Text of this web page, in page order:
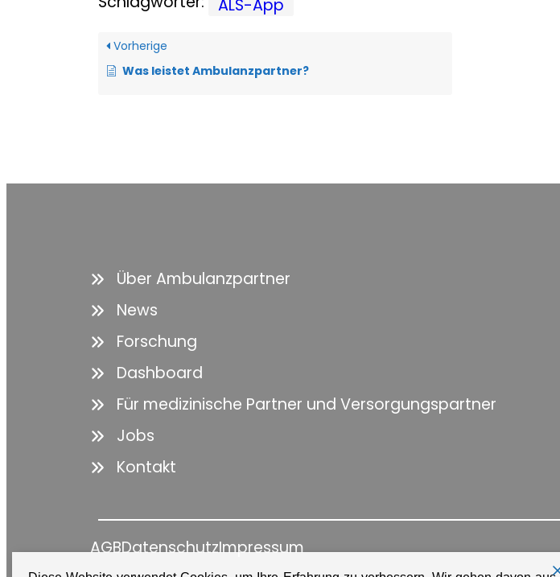
ALS-App
Vorherige
Was leistet Ambulanzpartner?
Über Ambulanzpartner
News
Forschung
Dashboard
Für medizinische Partner und Versorgungspartner
Jobs
Kontakt
AGBDatenschutzImpressum